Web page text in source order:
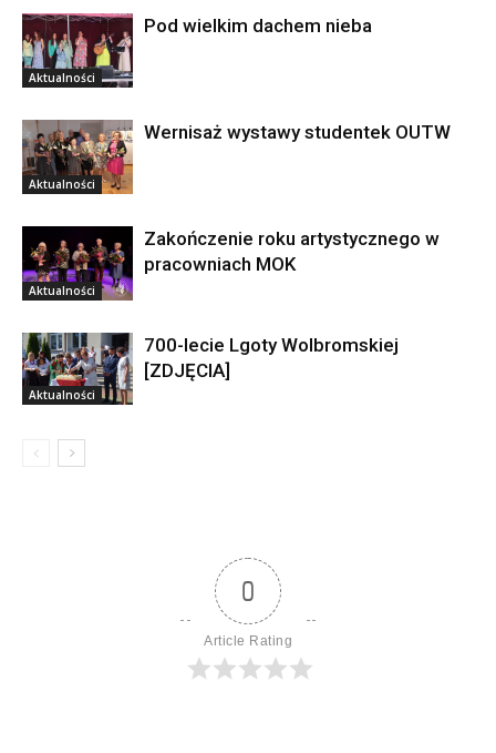
Aktualności
Pod wielkim dachem nieba
Aktualności
Wernisaż wystawy studentek OUTW
Aktualności
Zakończenie roku artystycznego w
pracowniach MOK
Aktualności
700-lecie Lgoty Wolbromskiej
[ZDJĘCIA]
0
Article Rating